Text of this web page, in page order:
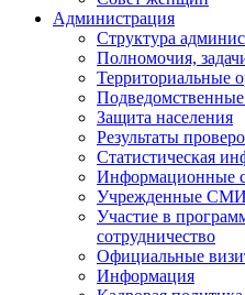
Администрация
Структура
Полномочия,
Территориальные
Защита населения
Результаты
Статистическая
Информационные
Учрежденные СМИ
Участие в
сотрудничество
Официальные
Информация